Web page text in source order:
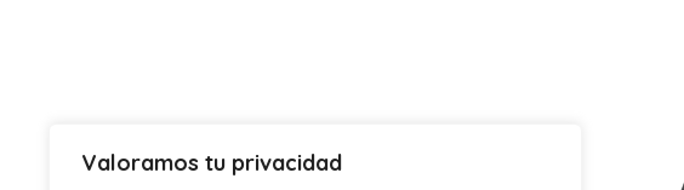
Valoramos tu privacidad